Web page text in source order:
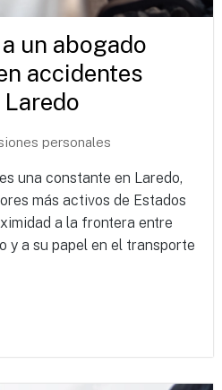
un abogado
accidentes
personales
una constante en Laredo,
más activos de Estados
a la frontera entre
y a su papel en el transporte